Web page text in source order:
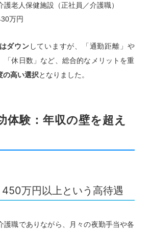
護老人保健施設（正社員／介護職）
万円
ダウン していますが、「通勤距離」や
「休日数」など、総合的なメリットを重
の高い選択となりました。
体験：年収の壁を超え
万円以上という高待遇
護職でありながら、月々の夜勤手当や各